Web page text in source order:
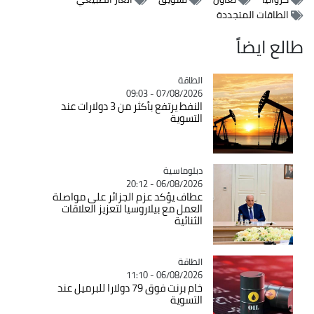
الطاقات المتجددة
طالع ايضاً
Catégorie
الطاقة
07/08/2026 - 09:03
النفط يرتفع بأكثر من 3 دولارات عند
التسوية
Catégorie
دبلوماسية
06/08/2026 - 20:12
عطاف يؤكد عزم الجزائر على مواصلة
العمل مع بيلاروسيا لتعزيز العلاقات
الثنائية
Catégorie
الطاقة
06/08/2026 - 11:10
خام برنت فوق 79 دولارا للبرميل عند
التسوية